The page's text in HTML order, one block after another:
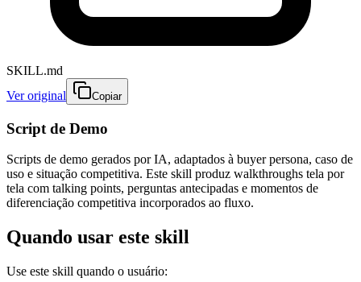
SKILL.md
Ver original
Copiar
Script de Demo
Scripts de demo gerados por IA, adaptados à buyer persona, caso de
uso e situação competitiva. Este skill produz walkthroughs tela por
tela com talking points, perguntas antecipadas e momentos de
diferenciação competitiva incorporados ao fluxo.
Quando usar este skill
Use este skill quando o usuário: